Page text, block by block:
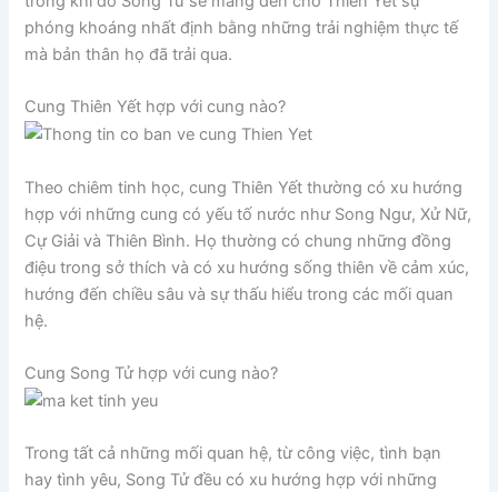
phóng khoáng nhất định bằng những trải nghiệm thực tế
mà bản thân họ đã trải qua.
Cung Thiên Yết hợp với cung nào?
Theo chiêm tinh học, cung Thiên Yết thường có xu hướng
hợp với những cung có yếu tố nước như Song Ngư, Xử Nữ,
Cự Giải và Thiên Bình. Họ thường có chung những đồng
điệu trong sở thích và có xu hướng sống thiên về cảm xúc,
hướng đến chiều sâu và sự thấu hiểu trong các mối quan
hệ.
Cung Song Tử hợp với cung nào?
Trong tất cả những mối quan hệ, từ công việc, tình bạn
hay tình yêu, Song Tử đều có xu hướng hợp với những